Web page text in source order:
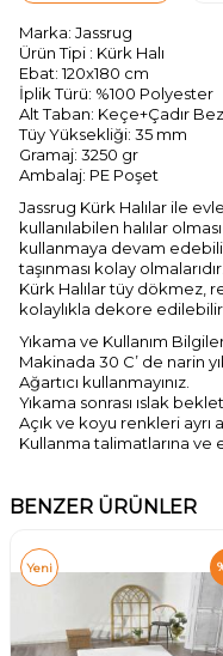
Marka: Jassrug
Ürün Tipi : Kürk Halı
Ebat: 120x180 cm
İplik Türü: %100 Polyester
Alt Taban: Keçe+Çadır
Tüy Yüksekliği: 35 mm
Gramaj: 3250 gr
Ambalaj: PE Poşet
Jassrug Kürk Halılar ile
kullanılabilen halılar
kullanmaya devam
taşınması kolay
Kürk Halılar tüy dökmez,
kolaylıkla dekore edilebilir.
Yıkama ve Kullanım
Makinada 30 C’ de narin
Ağartıcı kullanmayınız.
Yıkama sonrası ıslak
Açık ve koyu renkleri ayrı
Kullanma talimatlarına
BENZER ÜRÜNLER
Yeni